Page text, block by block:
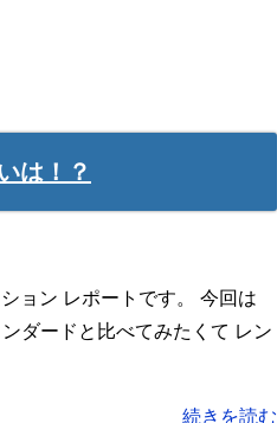
は！？
ョン レポートです。 今回は
ダードと比べてみたくて レン
続きを読む